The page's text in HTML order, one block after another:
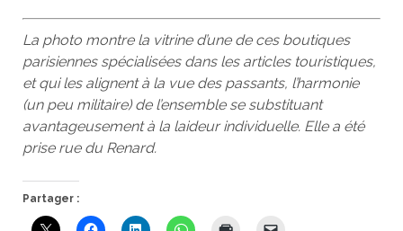
La photo montre la vitrine d’une de ces boutiques
parisiennes spécialisées dans les articles touristiques,
et qui les alignent à la vue des passants, l’harmonie
(un peu militaire) de l’ensemble se substituant
avantageusement à la laideur individuelle. Elle a été
prise rue du Renard.
Partager :